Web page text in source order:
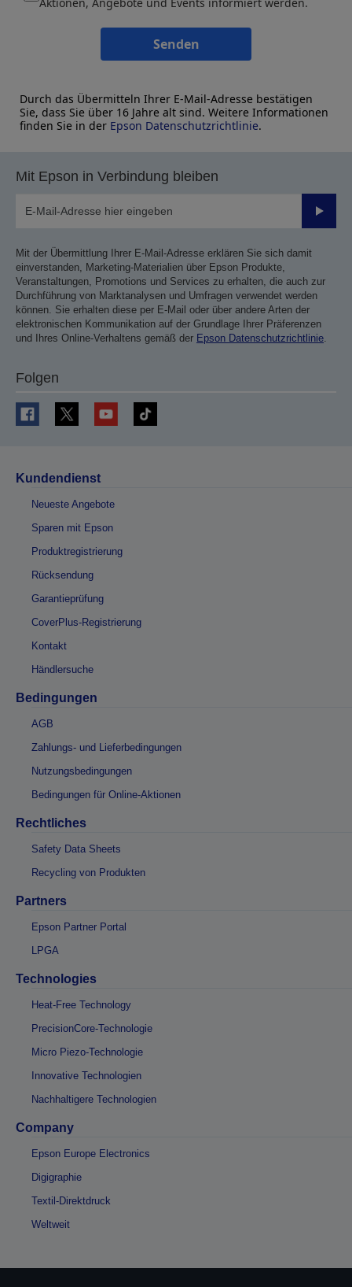
Senden
Durch das Übermitteln Ihrer E-Mail-Adresse bestätigen
Sie, dass Sie über 16 Jahre alt sind. Weitere Informationen
finden Sie in der Epson Datenschutzrichtlinie.
Mit Epson in Verbindung bleiben
Mit der Übermittlung Ihrer E-Mail-Adresse erklären Sie sich damit
einverstanden, Marketing-Materialien über Epson Produkte,
Veranstaltungen, Promotions und Services zu erhalten, die auch zur
Durchführung von Marktanalysen und Umfragen verwendet werden
können. Sie erhalten diese per E-Mail oder über andere Arten der
elektronischen Kommunikation auf der Grundlage Ihrer Präferenzen
und Ihres Online-Verhaltens gemäß der Epson Datenschutzrichtlinie.
Folgen
Kundendienst
Neueste Angebote
Sparen mit Epson
Produktregistrierung
Rücksendung
Garantieprüfung
CoverPlus-Registrierung
Kontakt
Händlersuche
Bedingungen
AGB
Zahlungs- und Lieferbedingungen
Nutzungsbedingungen
Bedingungen für Online-Aktionen
Rechtliches
Safety Data Sheets
Recycling von Produkten
Partners
Epson Partner Portal
LPGA
Technologies
Heat-Free Technology
PrecisionCore-Technologie
Micro Piezo-Technologie
Innovative Technologien
Nachhaltigere Technologien
Company
Epson Europe Electronics
Digigraphie
Textil-Direktdruck
Weltweit